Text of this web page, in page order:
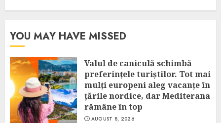
YOU MAY HAVE MISSED
Valul de caniculă schimbă
preferințele turiștilor. Tot mai
mulți europeni aleg vacanțe în
țările nordice, dar Mediterana
rămâne în top
AUGUST 8, 2026